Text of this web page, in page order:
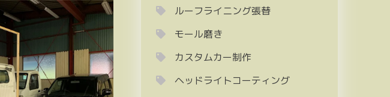
ルーフライニング張替
モール磨き
カスタムカー制作
ヘッドライトコーティング